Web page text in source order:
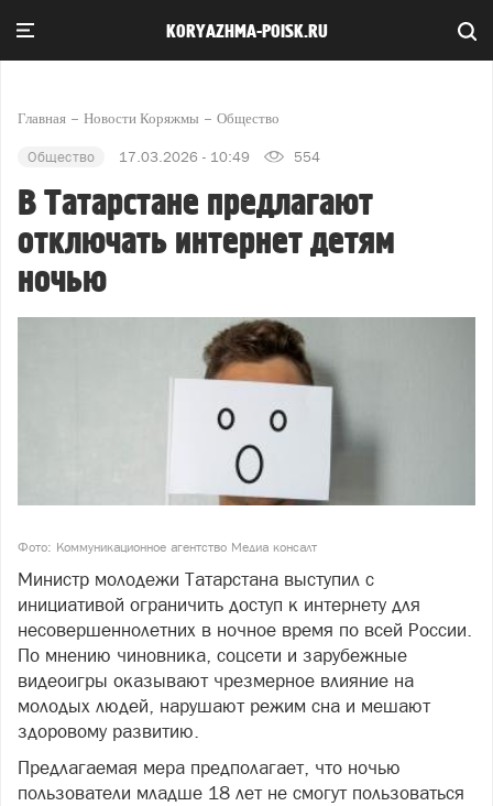
KORYAZHMA-POISK.RU
Главная Новости Коряжмы Общество
Общество 17.03.2026 - 10:49 554
В Татарстане предлагают
отключать интернет детям
ночью
Фото: Коммуникационное агентство Медиа консалт
Министр молодежи Татарстана выступил с
инициативой ограничить доступ к интернету для
несовершеннолетних в ночное время по всей России.
По мнению чиновника, соцсети и зарубежные
видеоигры оказывают чрезмерное влияние на
молодых людей, нарушают режим сна и мешают
здоровому развитию.
Предлагаемая мера предполагает, что ночью
пользователи младше 18 лет не смогут пользоваться